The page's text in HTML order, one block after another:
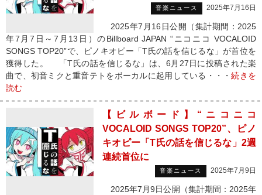
音楽ニュース 2025年7月16日
2025年7月16日公開（集計期間：2025
年7月7日～7月13日）のBillboard JAPAN “ニコニコ VOCALOID
SONGS TOP20”で、ピノキオピー「T氏の話を信じるな」が首位を
獲得した。 「T氏の話を信じるな」は、6月27日に投稿された楽
曲で、初音ミクと重音テトをボーカルに起用している・・・続きを
読む
【ビルボード】“ニコニコ
VOCALOID SONGS TOP20”、ピノ
キオピー「T氏の話を信じるな」2週
連続首位に
音楽ニュース 2025年7月9日
2025年7月9日公開（集計期間：2025年